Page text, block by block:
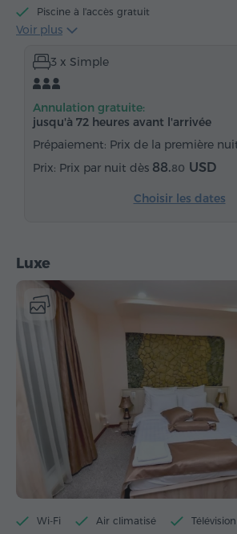
Piscine à l'accès gratuit
Centre de fitness à l'accès gratuit
Accès gratuit au billard
Serviettes
Chauffage Armoire
Chaînes satellite Parquet
Voir plus
3 x Simple
Annulation gratuite:
jusqu'à 72 heures avant l'arrivée
Prépaiement: Prix de la première
Prix par nuit dès 88.80 USD
Choisir les dates
Luxe
Wi-Fi Air climatisé Télévision